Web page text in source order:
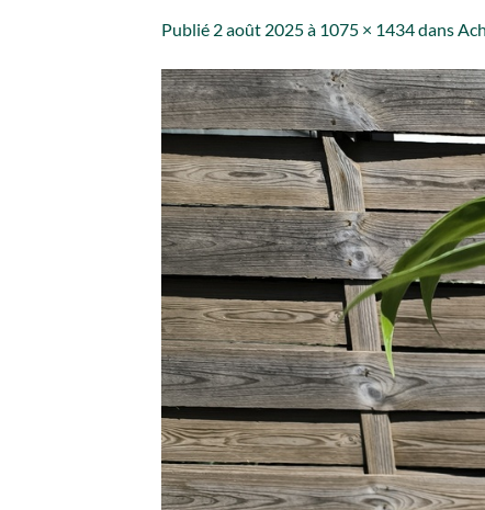
Publié 2 août 2025à 1075 × 1434dans